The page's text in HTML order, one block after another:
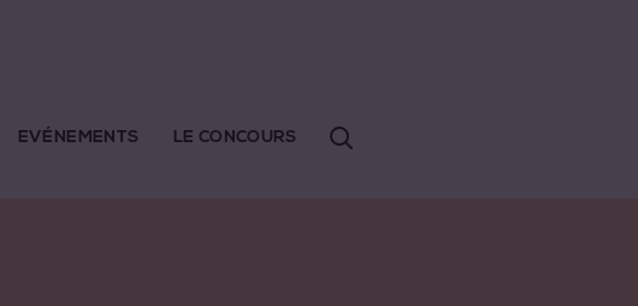
EVÉNEMENTS LE CONCOURS